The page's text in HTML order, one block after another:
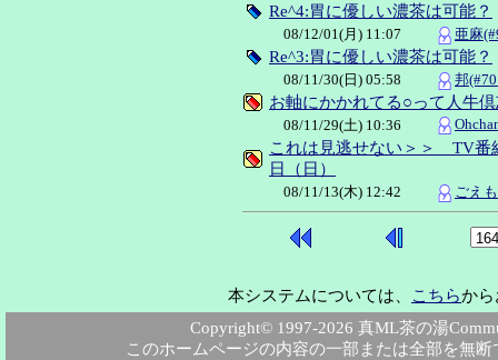
Re^4:胃に優しい濃茶は可能？
08/12/01(月) 11:07 亜麻
Re^3:胃に優しい濃茶は可能？
08/11/30(日) 05:58 邦
お軸にかかれてる○って人牛
08/11/29(土) 10:36
これは見逃せない＞＞ TV
日（日）
08/11/13(木) 12:42 ごえ
本システムについては、 こちらから
Copyright© 1997-2026 真ML茶の湯
このホームページの内容の一部または全部を無